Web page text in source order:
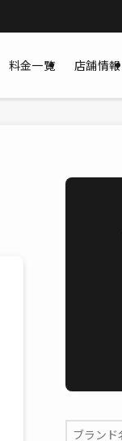
料金一覧 店舗情報